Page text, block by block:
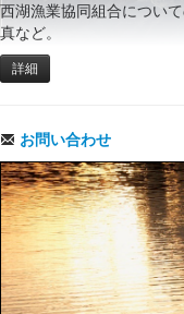
西湖漁業協同組合につい
真など。
詳細
お問い合わせ